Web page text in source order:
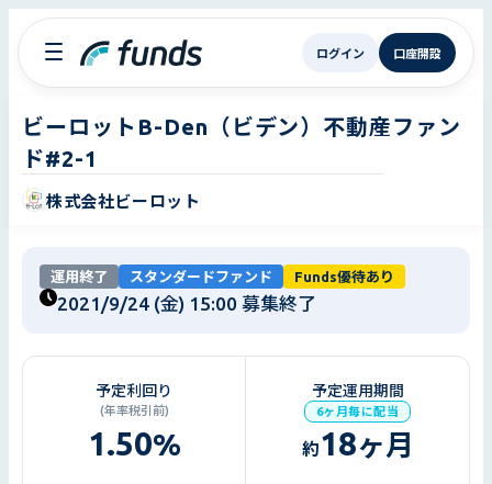
ログイン 口座開設
ビーロットB-Den（ビデン）不動産ファン
ド#2-1
株式会社ビーロット
運用終了 スタンダードファンド Funds優待あり
2021/9/24 (金) 15:00 募集終了
予定利回り
(年率税引前)
1.50%
予定運用期間
6ヶ月毎に配当
約18ヶ月